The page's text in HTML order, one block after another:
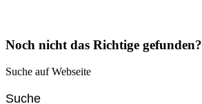
Noch nicht das Richtige gefunden?
Suche auf Webseite